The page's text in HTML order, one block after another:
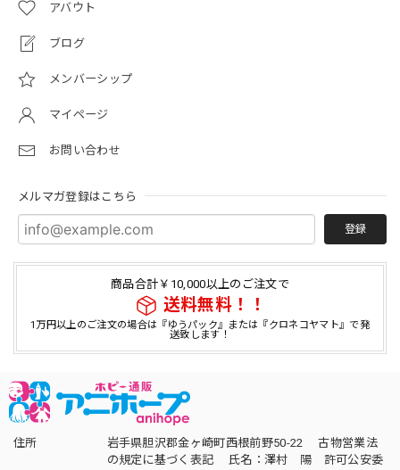
アバウト
ブログ
メンバーシップ
マイページ
お問い合わせ
メルマガ登録はこちら
登録
商品合計￥10,000以上のご注文で
送料無料！！
1万円以上のご注文の場合は『ゆうパック』または『クロネコヤマト』で発
送致します！
住所
岩手県胆沢郡金ヶ崎町西根前野50-22 古物営業法
の規定に基づく表記 氏名：澤村 陽 許可公安委